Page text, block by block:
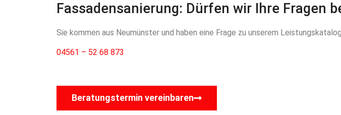
Fassadensanierung: Dürfen wir Ihre Fragen
Sie kommen aus Neumünster und haben eine Frage zu unserem
04561 – 52 68 873
Beratungstermin vereinbaren